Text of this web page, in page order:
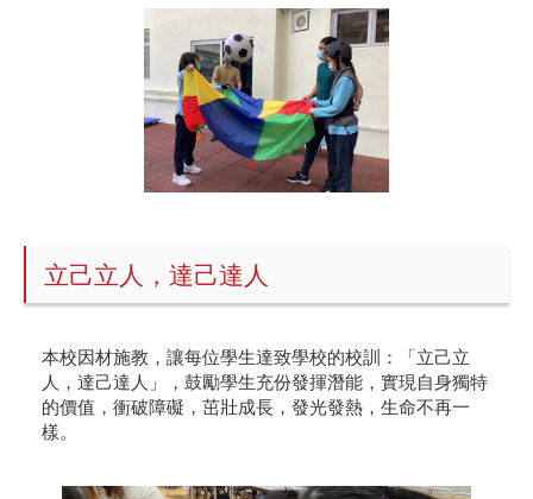
立己立人，達己達人
本校因材施教，讓每位學生達致學校的校訓：「立己立
人，達己達人」，鼓勵學生充份發揮潛能，實現自身獨特
的價值，衝破障礙，茁壯成長，發光發熱，生命不再一
樣。